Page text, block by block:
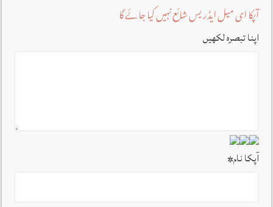
آپکا ای میل ایڈریس شائع نہیں کیا جائے گا
اپنا تبصرہ لکھیں
آپکا نام*